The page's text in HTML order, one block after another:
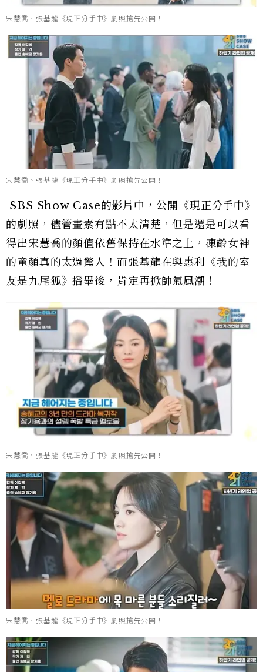
宋慧喬、張基龍《現正分手中》劇照搶先公開！
宋慧喬、張基龍《現正分手中》劇照搶先公開！
SBS Show Case的影片中，公開《現正分手中》
的劇照，儘管畫素有點不太清楚，但是還是可以看
得出宋慧喬的顏值依舊保持在水準之上，凍齡女神
的童顏真的太過驚人！而張基龍在與惠利《我的室
友是九尾狐》播畢後，肯定再掀帥氣風潮！
宋慧喬、張基龍《現正分手中》劇照搶先公開！
宋慧喬、張基龍《現正分手中》劇照搶先公開！